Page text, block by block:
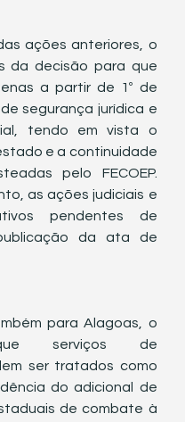
ações anteriores, o
da decisão para que
a partir de 1º de
segurança jurídica e
tendo em vista o
e a continuidade
pelo FECOEP.
as ações judiciais e
pendentes de
da ata de
para Alagoas, o
serviços de
ser tratados como
do adicional de
de combate à